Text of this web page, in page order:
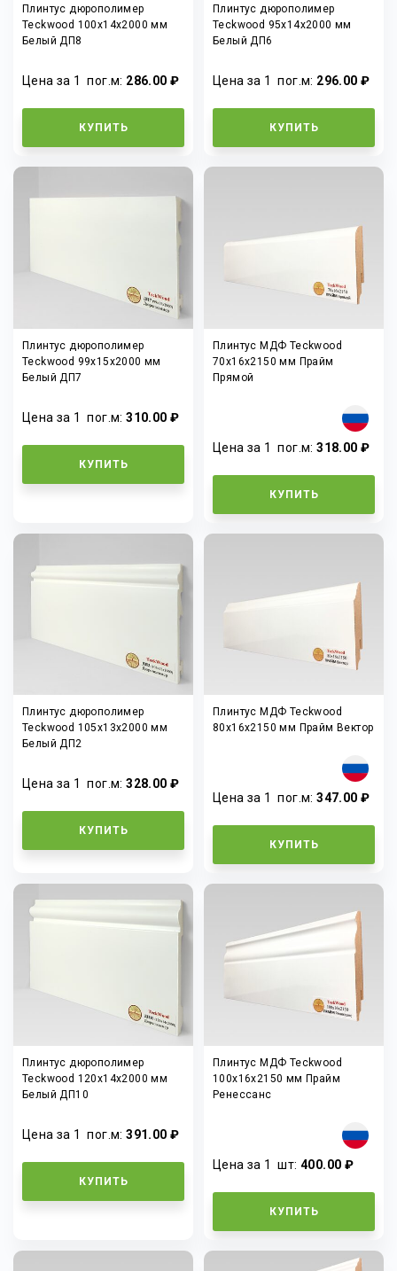
Плинтус дюрополимер
Teckwood 100x14x2000 мм
Белый ДП8
Цена за 1пог.м: 286.00 ₽
КУПИТЬ
Плинтус дюрополимер
Teckwood 95x14x2000 мм
Белый ДП6
Цена за 1пог.м: 296.00 ₽
КУПИТЬ
Плинтус дюрополимер
Teckwood 99x15x2000 мм
Белый ДП7
Цена за 1пог.м:310.00 ₽
КУПИТЬ
Плинтус МДФ Teckwood
70х16х2150 мм Прайм
Прямой
Цена за 1пог.м:318.00 ₽
КУПИТЬ
Плинтус дюрополимер
Teckwood 105x13x2000 мм
Белый ДП2
Цена за 1пог.м:328.00 ₽
КУПИТЬ
Плинтус МДФ Teckwood
80х16х2150 мм Прайм Вектор
Цена за 1пог.м:347.00 ₽
КУПИТЬ
Плинтус дюрополимер
Teckwood 120x14x2000 мм
Белый ДП10
Цена за 1пог.м:391.00 ₽
КУПИТЬ
Плинтус МДФ Teckwood
100х16х2150 мм Прайм
Ренессанс
Цена за 1шт:400.00 ₽
КУПИТЬ